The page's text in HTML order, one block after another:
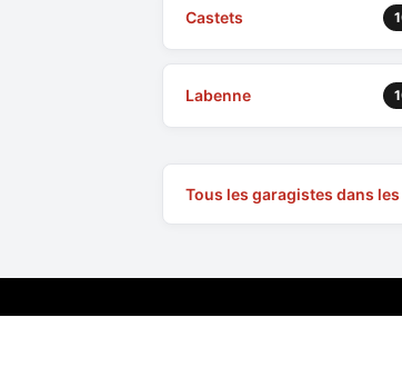
Castets
Labenne
Tous les garagistes dans